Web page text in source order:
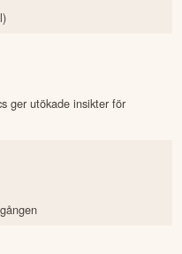
ger utökade insikter för